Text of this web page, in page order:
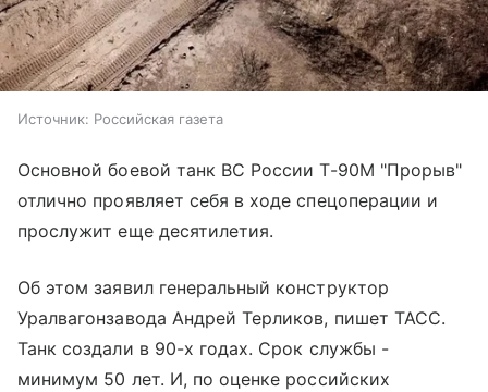
Источник: Российская газета
Основной боевой танк ВС России Т-90М "Прорыв"
отлично проявляет себя в ходе спецоперации и
прослужит еще десятилетия.
Об этом заявил генеральный конструктор
Уралвагонзавода Андрей Терликов, пишет ТАСС.
Танк создали в 90-х годах. Срок службы -
минимум 50 лет. И, по оценке российских